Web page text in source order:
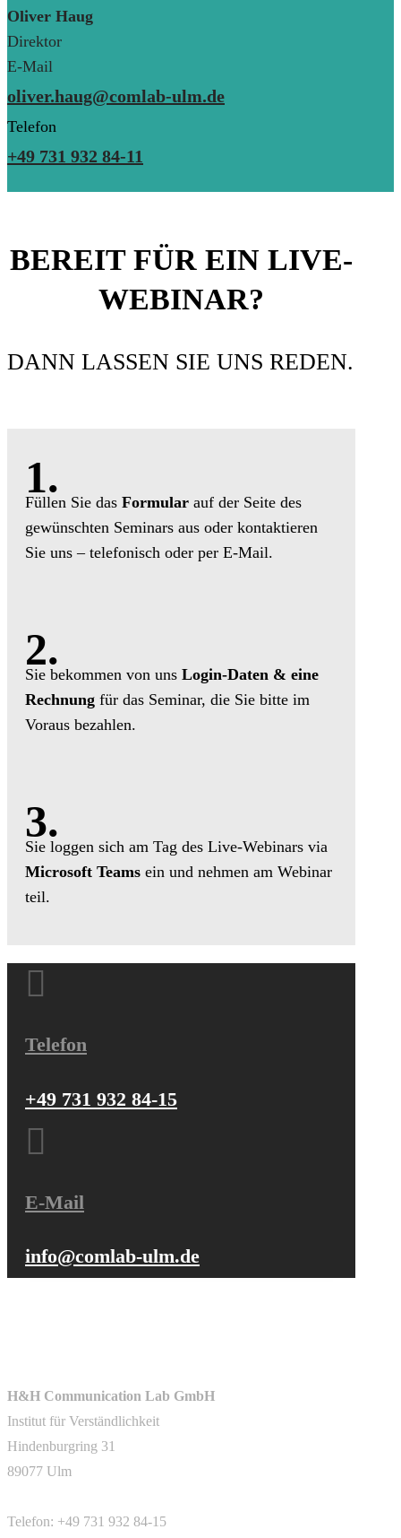
Oliver Haug
Direktor
E-Mail
oliver.haug@comlab-ulm.de
Telefon
+49 731 932 84-11
BEREIT FÜR EIN LIVE-
WEBINAR?
DANN LASSEN SIE UNS REDEN.
1.
Füllen Sie das Formular auf der Seite des
gewünschten Seminars aus oder kontaktieren
Sie uns – telefonisch oder per E-Mail.
2.
Sie bekommen von uns Login-Daten & eine
Rechnung für das Seminar, die Sie bitte im
Voraus bezahlen.
3.
Sie loggen sich am Tag des Live-Webinars via
Microsoft Teams ein und nehmen am Webinar
teil.

Telefon
+49 731 932 84-15

E-Mail
info@comlab-ulm.de
H&H Communication Lab GmbH
Institut für Verständlichkeit
Hindenburgring 31
89077 Ulm
Telefon: +49 731 932 84-15